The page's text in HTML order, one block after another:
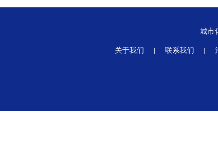
城市
关于我们 | 联系我们 |